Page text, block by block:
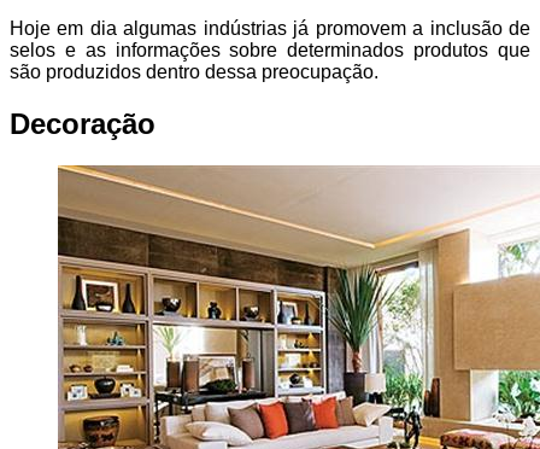
Hoje em dia algumas indústrias já promovem a inclusão de
selos e as informações sobre determinados produtos que
são produzidos dentro dessa preocupação.
Decoração